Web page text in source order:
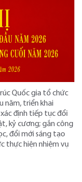
Quốc gia tổ chức
năm, triển khai
định tiếp tục đổi
kỷ cương; gắn công
đổi mới sáng tạo
thực hiện nhiệm vụ